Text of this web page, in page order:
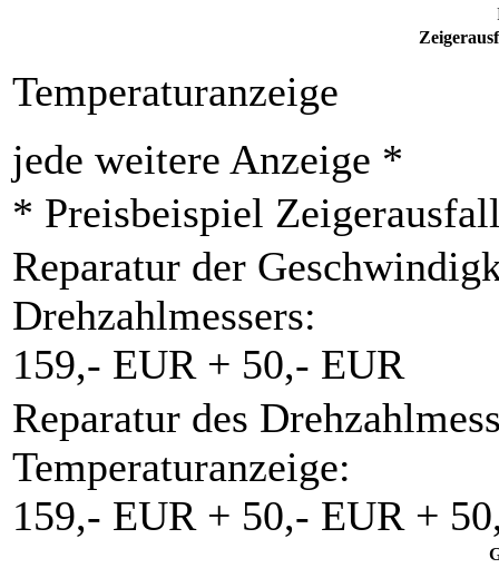
Temperaturanzeige
jede weitere Anzeige *
* Preisbeispiel
Reparatur der
Drehzahlmessers:
159,- EUR + 50,- EUR
Reparatur des
Temperaturanzeige:
159,- EUR + 50,- EUR +